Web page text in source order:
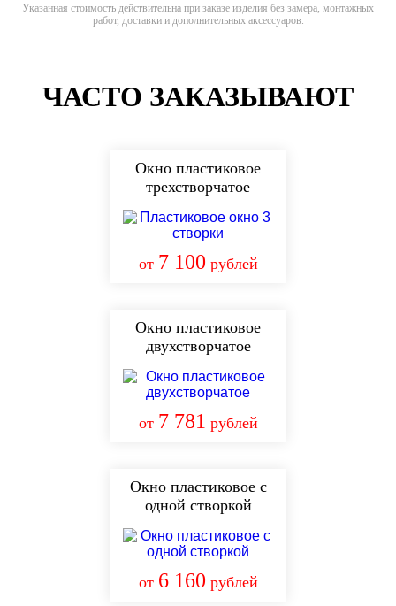
Указанная стоимость действительна при заказе изделия без замера, монтажных
работ, доставки и дополнительных аксессуаров.
ЧАСТО ЗАКАЗЫВАЮТ
Окно пластиковое
трехстворчатое
от 7 100 рублей
Окно пластиковое
двухстворчатое
от 7 781 рублей
Окно пластиковое с
одной створкой
от 6 160 рублей